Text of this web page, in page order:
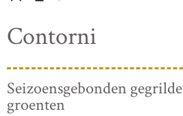
Contorni
Seizoensgebonden gegrilde
groenten